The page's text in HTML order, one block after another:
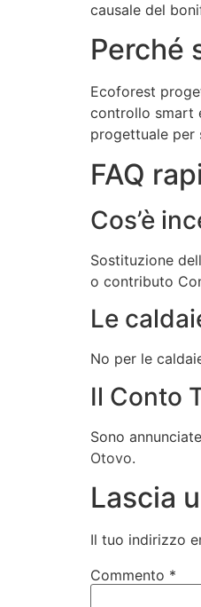
causale del
Perché
Ecoforest
controllo smart
progettuale per
FAQ
Cos’è
Sostituzione
o contributo
Le
No per le
Il Conto
Sono
Otovo.
Lascia
Il tuo indirizzo
Commento *